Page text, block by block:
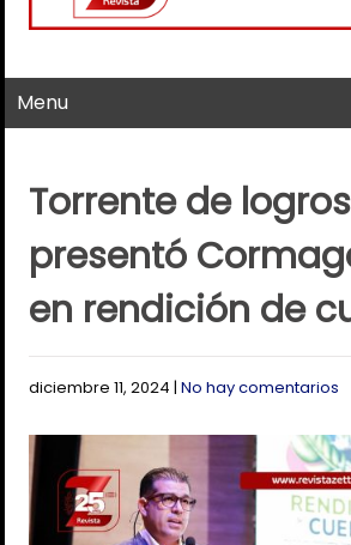
Menu
Torrente de logros
presentó
en rendición de
diciembre 11, 2024 |No hay comentarios